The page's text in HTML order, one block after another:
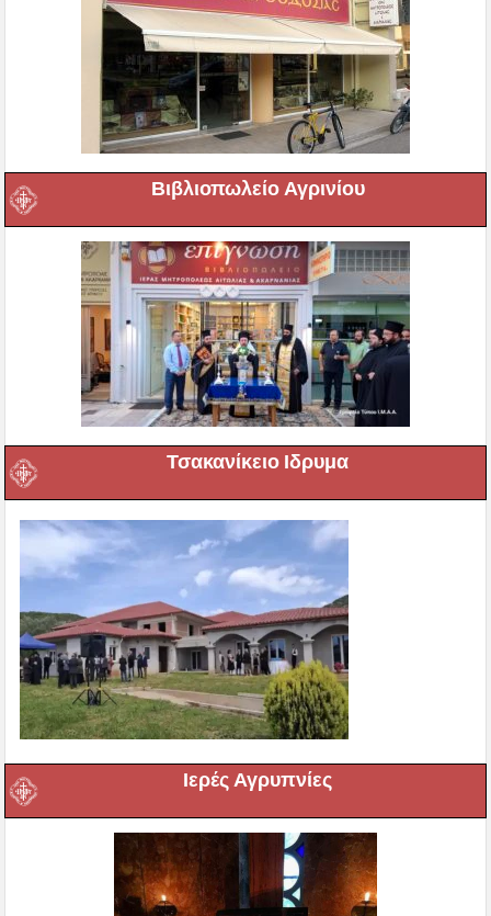
Βιβλιοπωλείο Αγρινίου
Τσακανίκειο Ιδρυμα
Ιερές Αγρυπνίες